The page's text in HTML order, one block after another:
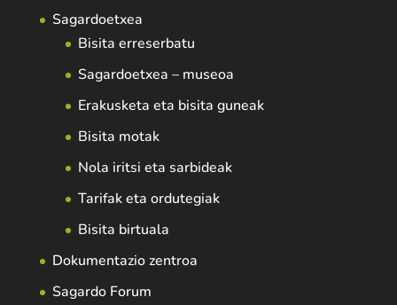
Sagardoetxea
Bisita erreserbatu
Sagardoetxea – museoa
Erakusketa eta bisita guneak
Bisita motak
Nola iritsi eta sarbideak
Tarifak eta ordutegiak
Bisita birtuala
Dokumentazio zentroa
Sagardo Forum